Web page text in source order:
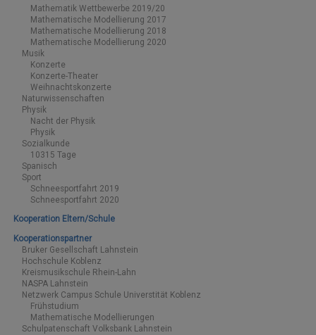
Mathematik Wettbewerbe 2019/20
Mathematische Modellierung 2017
Mathematische Modellierung 2018
Mathematische Modellierung 2020
Musik
Konzerte
Konzerte-Theater
Weihnachtskonzerte
Naturwissenschaften
Physik
Nacht der Physik
Physik
Sozialkunde
10315 Tage
Spanisch
Sport
Schneesportfahrt 2019
Schneesportfahrt 2020
Kooperation Eltern/Schule
Kooperationspartner
Bruker Gesellschaft Lahnstein
Hochschule Koblenz
Kreismusikschule Rhein-Lahn
NASPA Lahnstein
Netzwerk Campus Schule Universtität Koblenz
Frühstudium
Mathematische Modellierungen
Schulpatenschaft Volksbank Lahnstein